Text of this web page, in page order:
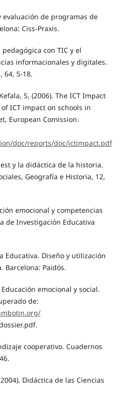
evaluación de programas de
Ciss-Praxis.
con TIC y el
informacionales y digitales.
64, 5-18.
S, (2006). The ICT Impact
ICT impact on schools in
European Comission.
doc/reports/doc/ictimpact.pdf
y la didáctica de la historia.
Geografía e Historia, 12,
emocional y competencias
de Investigación Educativa
Educativa. Diseño y utilización
Barcelona: Paidós.
Educación emocional y social.
de:
cooperativo. Cuadernos
Didáctica de las Ciencias